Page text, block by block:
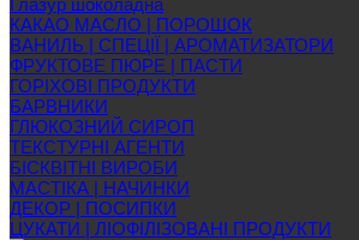
Глазур шоколадна
КАКАО МАСЛО | ПОРОШОК
ВАНИЛЬ | СПЕЦІЇ | АРОМАТИЗАТОРИ
ФРУКТОВЕ ПЮРЕ | ПАСТИ
ГОРІХОВІ ПРОДУКТИ
БАРВНИКИ
ГЛЮКОЗНИЙ СИРОП
ТЕКСТУРНІ АГЕНТИ
БІСКВІТНІ ВИРОБИ
МАСТІКА | НАЧИНКИ
ДЕКОР | ПОСИПКИ
ЦУКАТИ | ЛІОФІЛІЗОВАНІ ПРОДУКТИ